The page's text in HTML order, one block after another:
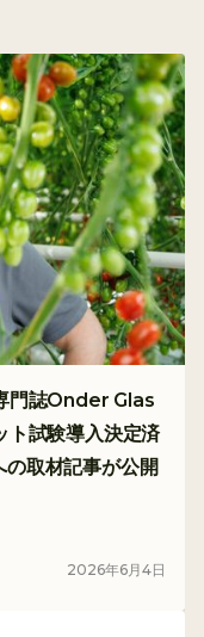
門誌Onder Glas
ト試験導入決定済
取材記事が公開
2026年6 月4日